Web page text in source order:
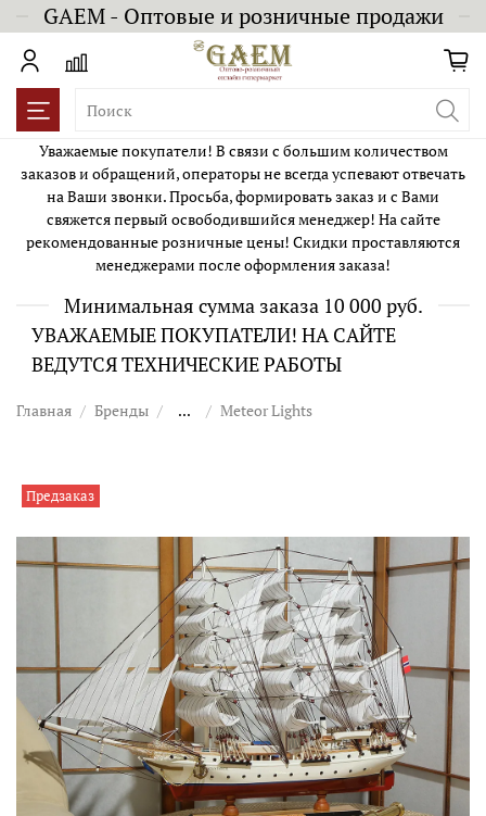
GAEM - Оптовые и розничные продажи
Уважаемые покупатели! В связи с большим количеством
заказов и обращений, операторы не всегда успевают отвечать
на Ваши звонки. Просьба, формировать заказ и с Вами
свяжется первый освободившийся менеджер! На сайте
рекомендованные розничные цены! Скидки проставляются
менеджерами после оформления заказа!
Минимальная сумма заказа 10 000 руб.
УВАЖАЕМЫЕ ПОКУПАТЕЛИ! НА САЙТЕ
ВЕДУТСЯ ТЕХНИЧЕСКИЕ РАБОТЫ
Главная Бренды ... Meteor Lights
Предзаказ